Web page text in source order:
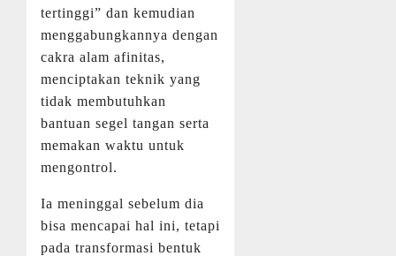
tertinggi” dan kemudian
menggabungkannya dengan
cakra alam afinitas,
menciptakan teknik yang
tidak membutuhkan
bantuan segel tangan serta
memakan waktu untuk
mengontrol.
Ia meninggal sebelum dia
bisa mencapai hal ini, tetapi
pada transformasi bentuk